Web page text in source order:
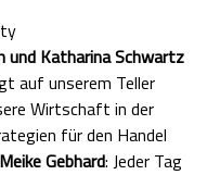
und Katharina Schwartz
auf unserem Teller
Wirtschaft in der
für den Handel
Gebhard: Jeder Tag